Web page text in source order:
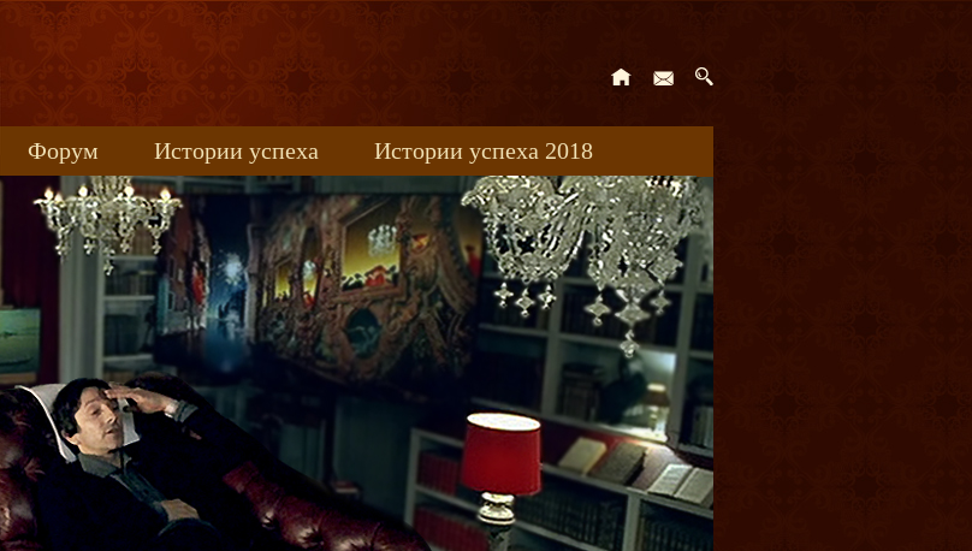
Форум Истории успеха
Истории успеха 2018
Книжные новинки
uspeh_2017